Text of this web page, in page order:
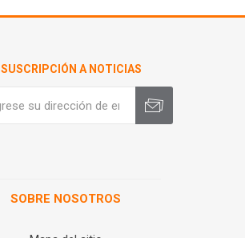
SUSCRIPCIÓN A NOTICIAS
SOBRE NOSOTROS